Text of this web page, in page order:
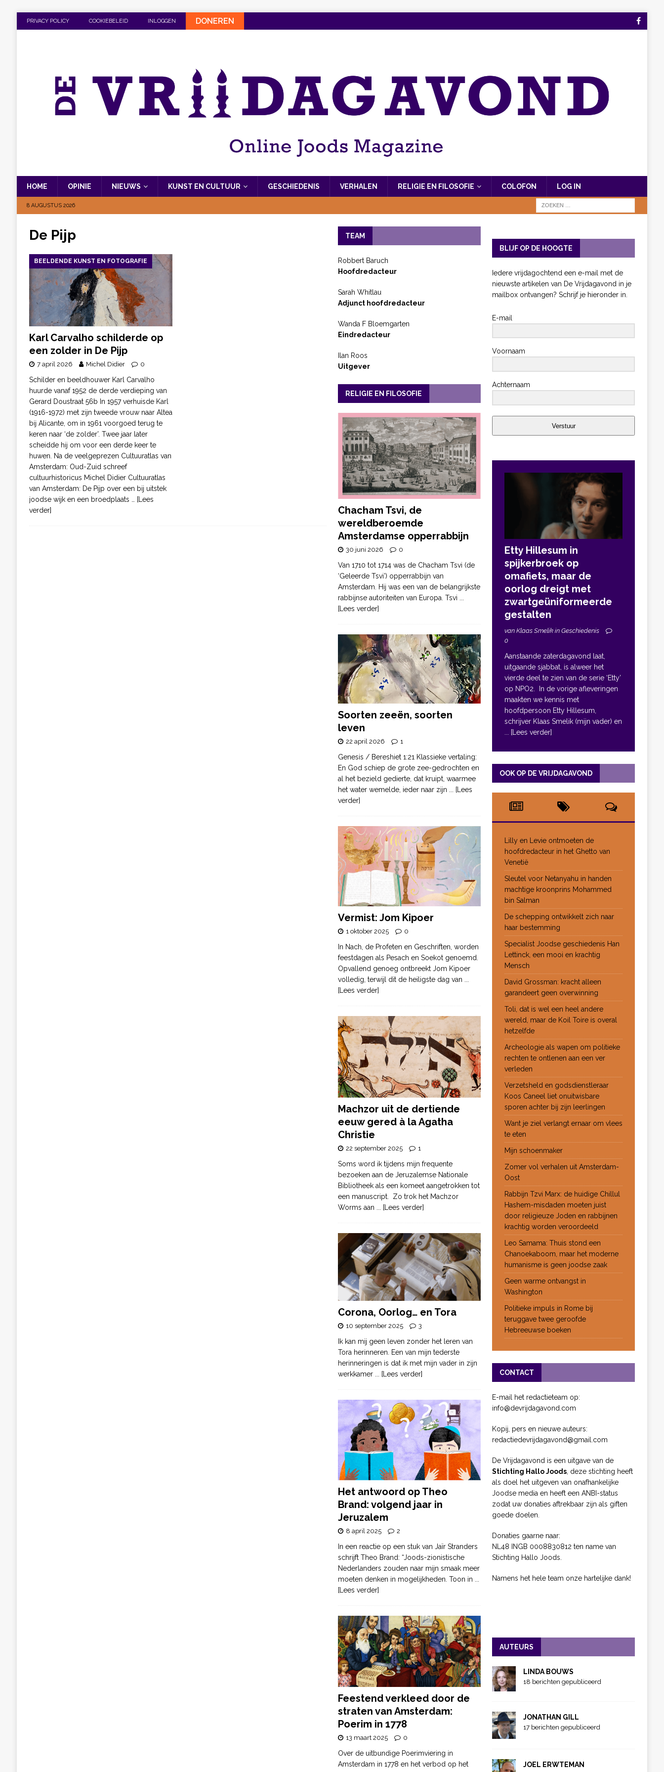
PRIVACY POLICY COOKIEBELEID INLOGGEN DONEREN
HOME OPINIE NIEUWS KUNST EN CULTUUR GESCHIEDENIS VERHALEN RELIGIE EN FILOSOFIE COLOFON LOG IN
8 AUGUSTUS 2026
De Pijp
BEELDENDE KUNST EN FOTOGRAFIE
Karl Carvalho schilderde op
een zolder in De Pijp
7 april 2026 Michel Didier 0
Schilder en beeldhouwer Karl Carvalho
huurde vanaf 1952 de derde verdieping van
Gerard Doustraat 56b In 1957 verhuisde Karl
(1916-1972) met zijn tweede vrouw naar Altea
bij Alicante, om in 1961 voorgoed terug te
keren naar ‘de zolder’. Twee jaar later
scheidde hij om voor een derde keer te
huwen. Na de veelgeprezen Cultuuratlas van
Amsterdam: Oud-Zuid schreef
cultuurhistoricus Michel Didier Cultuuratlas
van Amsterdam: De Pijp over een bij uitstek
joodse wijk en een broedplaats
… [Lees
verder]
TEAM
Robbert Baruch
Hoofdredacteur
Sarah Whitlau
Adjunct hoofdredacteur
Wanda F Bloemgarten
Eindredacteur
Ilan Roos
Uitgever
RELIGIE EN FILOSOFIE
Chacham Tsvi, de
wereldberoemde
Amsterdamse opperrabbijn
30 juni 2026 0
Van 1710 tot 1714 was de Chacham Tsvi (de
‘Geleerde Tsvi’) opperrabbijn van
Amsterdam. Hij was een van de belangrijkste
rabbijnse autoriteiten van Europa. Tsvi
[Lees verder]
Soorten zeeën, soorten
leven
22 april 2026 1
Genesis / Bereshiet 1:21 Klassieke vertaling:
En God schiep de grote zee-gedrochten en
al het bezield gedierte, dat kruipt, waarmee
het water wemelde, ieder naar zijn ... [Lees
verder]
Vermist: Jom Kipoer
1 oktober 2025 0
In Nach, de Profeten en Geschriften, worden
feestdagen als Pesach en Soekot genoemd.
Opvallend genoeg ontbreekt Jom Kipoer
volledig, terwijl dit de heiligste dag van
[Lees verder]
Machzor uit de dertiende
eeuw gered à la Agatha
Christie
22 september 2025 1
Soms word ik tijdens mijn frequente
bezoeken aan de Jeruzalemse Nationale
Bibliotheek als een komeet aangetrokken tot
een manuscript. Zo trok het Machzor
Worms aan ... [Lees verder]
Corona, Oorlog… en Tora
10 september 2025 3
Ik kan mij geen leven zonder het leren van
Tora herinneren. Een van mijn tederste
herinneringen is dat ik met mijn vader in zijn
werkkamer ... [Lees verder]
Het antwoord op Theo
Brand: volgend jaar in
Jeruzalem
8 april 2025 2
In een reactie op een stuk van Jaïr Stranders
schrijft Theo Brand: “Joods-zionistische
Nederlanders zouden naar mijn smaak meer
moeten denken in mogelijkheden. Toon in
[Lees verder]
Feestend verkleed door de
straten van Amsterdam:
Poerim in 1778
13 maart 2025 0
Over de uitbundige Poerimviering in
Amsterdam in 1778 en het verbod op het
BLIJF OP DE HOOGTE
Iedere vrijdagochtend een e-mail met de
nieuwste artikelen van De Vrijdagavond in je
mailbox ontvangen? Schrijf je hieronder in.
E-mail
Voornaam
Achternaam
Verstuur
Etty Hillesum in
spijkerbroek op
omafiets, maar de
oorlog dreigt met
zwartgeüniformeerde
gestalten
van Klaas Smelik in Geschiedenis
0
Aanstaande zaterdagavond laat,
uitgaande sjabbat, is alweer het
vierde deel te zien van de serie ‘Etty’
op NPO2. In de vorige afleveringen
maakten we kennis met
hoofdpersoon Etty Hillesum,
schrijver Klaas Smelik (mijn vader) en
... [Lees verder]
OOK OP DE VRIJDAGAVOND
Lilly en Levie ontmoeten de
hoofdredacteur in het Ghetto van
Venetië
Sleutel voor Netanyahu in handen
machtige kroonprins Mohammed
bin Salman
De schepping ontwikkelt zich naar
haar bestemming
Specialist Joodse geschiedenis Han
Lettinck, een mooi en krachtig
Mensch
David Grossman: kracht alleen
garandeert geen overwinning
Toli, dat is wel een heel andere
wereld, maar de Koil Toire is overal
hetzelfde
Archeologie als wapen om politieke
rechten te ontlenen aan een ver
verleden
Verzetsheld en godsdienstleraar
Koos Caneel liet onuitwisbare
sporen achter bij zijn leerlingen
Want je ziel verlangt ernaar om vlees
te eten
Mijn schoenmaker
Zomer vol verhalen uit Amsterdam-
Oost
Rabbijn Tzvi Marx: de huidige Chillul
Hashem-misdaden moeten juist
door religieuze Joden en rabbijnen
krachtig worden veroordeeld
Leo Samama: Thuis stond een
Chanoekaboom, maar het moderne
humanisme is geen joodse zaak
Geen warme ontvangst in
Washington
Politieke impuls in Rome bij
teruggave twee geroofde
Hebreeuwse boeken
CONTACT
E-mail het redactieteam op:
info@devrijdagavond.com
Kopij, pers en nieuwe auteurs:
redactiedevrijdagavond@gmail.com
De Vrijdagavond is een uitgave van de
Stichting Hallo Joods, deze stichting heeft
als doel het uitgeven van onafhankelijke
Joodse media en heeft een ANBI-status
zodat uw donaties aftrekbaar zijn als giften
goede doelen.
Donaties gaarne naar:
NL48 INGB 0008830812 ten name van
Stichting Hallo Joods.
Namens het hele team onze hartelijke dank!
AUTEURS
LINDA BOUWS
18 berichten gepubliceerd
JONATHAN GILL
17 berichten gepubliceerd
JOEL ERWTEMAN